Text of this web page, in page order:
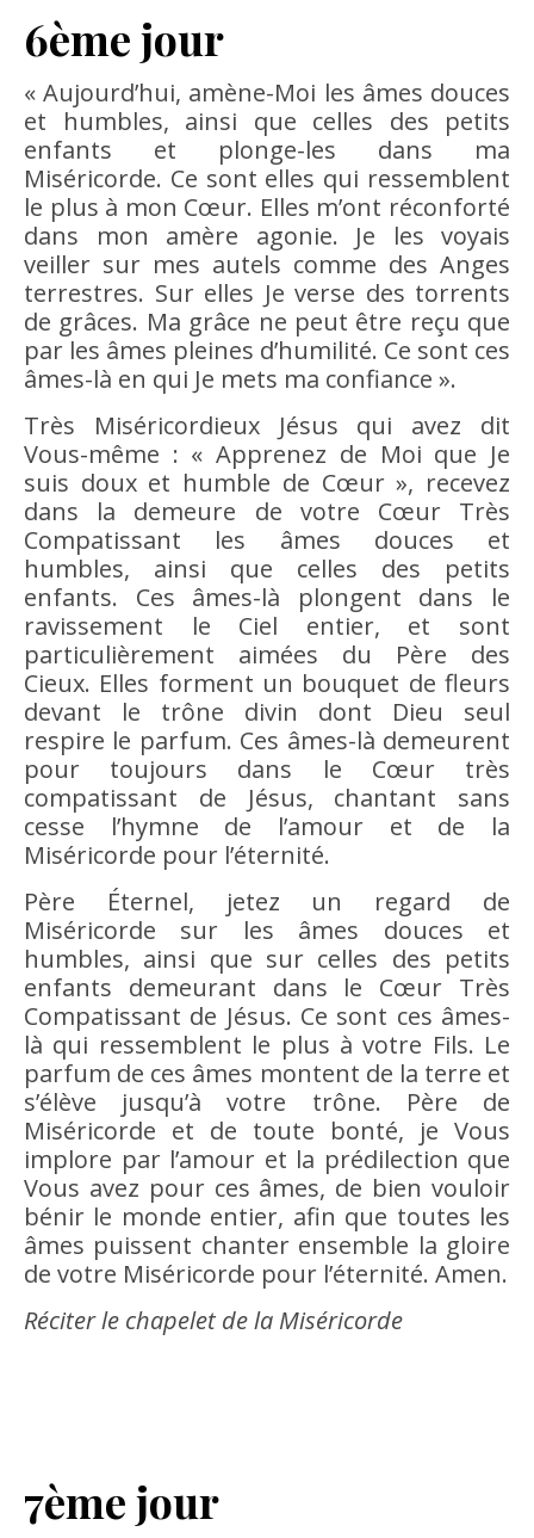
6ème jour
« Aujourd’hui, amène-Moi les âmes douces
et humbles, ainsi que celles des petits
enfants et plonge-les dans ma
Miséricorde. Ce sont elles qui ressemblent
le plus à mon Cœur. Elles m’ont réconforté
dans mon amère agonie. Je les voyais
veiller sur mes autels comme des Anges
terrestres. Sur elles Je verse des torrents
de grâces. Ma grâce ne peut être reçu que
par les âmes pleines d’humilité. Ce sont ces
âmes-là en qui Je mets ma confiance ».
Très Miséricordieux Jésus qui avez dit
Vous-même : « Apprenez de Moi que Je
suis doux et humble de Cœur », recevez
dans la demeure de votre Cœur Très
Compatissant les âmes douces et
humbles, ainsi que celles des petits
enfants. Ces âmes-là plongent dans le
ravissement le Ciel entier, et sont
particulièrement aimées du Père des
Cieux. Elles forment un bouquet de fleurs
devant le trône divin dont Dieu seul
respire le parfum. Ces âmes-là demeurent
pour toujours dans le Cœur très
compatissant de Jésus, chantant sans
cesse l’hymne de l’amour et de la
Miséricorde pour l’éternité.
Père Éternel, jetez un regard de
Miséricorde sur les âmes douces et
humbles, ainsi que sur celles des petits
enfants demeurant dans le Cœur Très
Compatissant de Jésus. Ce sont ces âmes-
là qui ressemblent le plus à votre Fils. Le
parfum de ces âmes montent de la terre et
s’élève jusqu’à votre trône. Père de
Miséricorde et de toute bonté, je Vous
implore par l’amour et la prédilection que
Vous avez pour ces âmes, de bien vouloir
bénir le monde entier, afin que toutes les
âmes puissent chanter ensemble la gloire
de votre Miséricorde pour l’éternité. Amen.
Réciter le chapelet de la Miséricorde
7ème jour